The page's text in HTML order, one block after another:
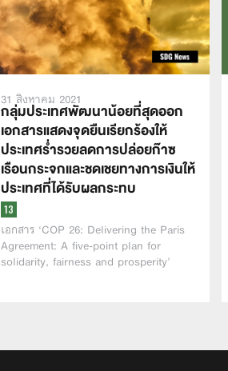
31 สิงหาคม 2021
กลุ่มประเทศพัฒนาน้อยที่สุดออก
เอกสารแสดงจุดยืนเรียกร้องให้
ประเทศร่ำรวยลดการปล่อยก๊าซ
เรือนกระจกและชดเชยทางการเงินให้
ประเทศที่ได้รับผลกระทบ
เอกสาร ‘COP 26: Delivering the Paris
Agreement: A five-point plan for
solidarity, fairness and prosperity’